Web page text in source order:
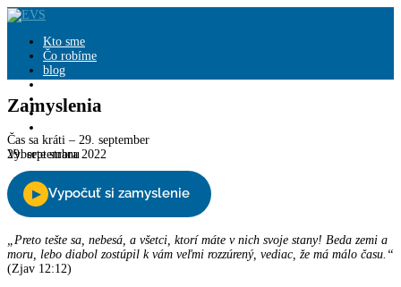
Close
Kto sme
Čo robíme
blog
knihy
Pridajte sa
Vyberte stranu
Zamyslenia
Čas sa kráti – 29. september
29. septembra 2022
„Preto tešte sa, nebesá, a všetci, ktorí máte v nich svoje stany! Beda zemi a
moru, lebo diabol zostúpil k vám veľmi rozzúrený, vediac, že má málo času.“
(Zjav 12:12)